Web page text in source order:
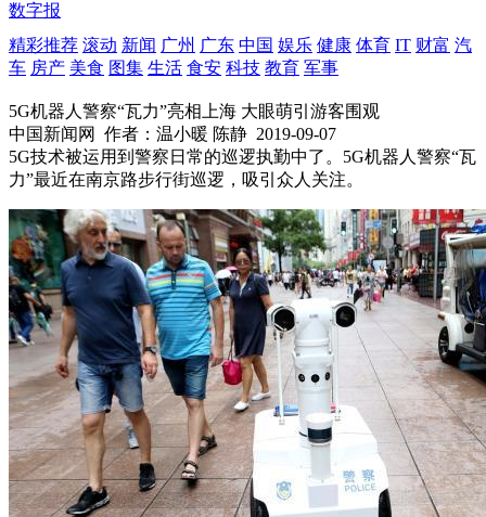
数字报
精彩推荐 滚动 新闻 广州 广东 中国 娱乐 健康 体育 IT 财富 汽
车 房产 美食 图集 生活 食安 科技 教育 军事
5G机器人警察“瓦力”亮相上海 大眼萌引游客围观
中国新闻网
作者：温小暖 陈静 2019-09-07
5G技术被运用到警察日常的巡逻执勤中了。5G机器人警察“瓦
力”最近在南京路步行街巡逻，吸引众人关注。